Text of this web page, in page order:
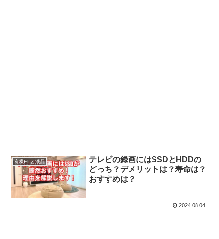
有機ELと液晶
テレビの録画にはSSDとHDDの
どっち？デメリットは？寿命は？
おすすめは？
2024.08.04